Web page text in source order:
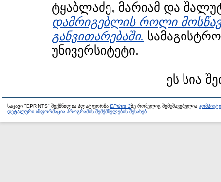
ტყაბლაძე, მარიამ და
დამრიგებლის როლი
განვითარებაში.
უნივერსიტეტი.
ეს სია
საცავი "EPRINTS" შექმნილია პლატფორმა EPrints 3ზე რომელიც შემუშავებულია
დეტალური ინფორმაცია პროგრამის შემქმნელების შესახებ